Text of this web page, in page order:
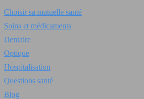
Choisir sa mutuelle santé
Soins et médicaments
Dentaire
Optique
Hospitalisation
Questions santé
Blog